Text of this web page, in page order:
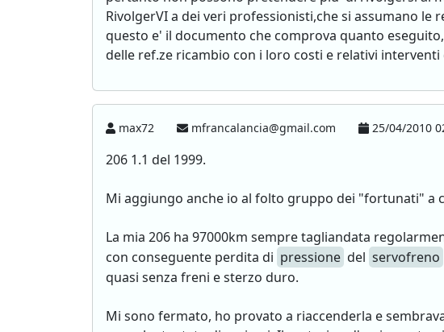
RivolgerVI a dei veri professionisti,che si assumano le
questo e' il documento che comprova quanto
delle ref.ze ricambio con i loro costi e relativi
max72 mfrancalancia@gmail.com 25/04/2010
206 1.1 del 1999.
Mi aggiungo anche io al folto gruppo dei "fortunati" a
La mia 206 ha 97000km sempre tagliandata
con conseguente perdita di pressione del servofreno
quasi senza freni e sterzo duro.
Mi sono fermato, ho provato a riaccenderla e